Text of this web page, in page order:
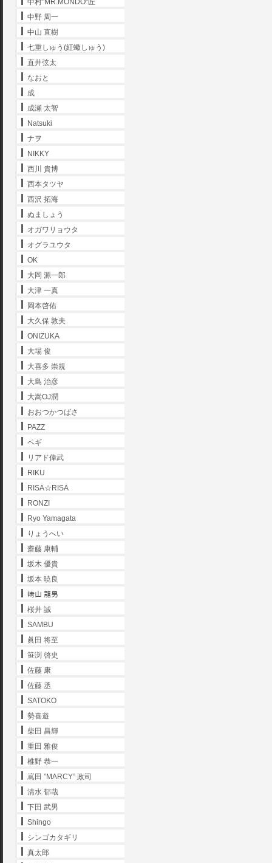
中村"MR.MONDO"匠
中野 周一
中山 直樹
七重しゅう(紅蠍しゅう)
直井弦太
なおと
成
成瀬 太智
Natsuki
ナヲ
NIKKY
西川 貴博
西本タツヤ
西沢 拓海
ぬましょう
オガワリョウタ
オグラユウタ
OK
大岡 源一郎
大津 一真
岡本啓佑
大久保 敦夫
ONIZUKA
大場 俊
大喜多 崇規
大島 治彦
大嵩OJ潤
おおつかつばさ
PAZZ
ペギ
リアド偉武
RIKU
RISA☆RISA
RONZI
Ryo Yamagata
りょうへい
齋藤 康輔
坂木 優貴
坂本 暁良
﨑山 龍男
桜井 誠
SAMBU
眞田 将至
笹渕 啓史
佐藤 康
佐藤 丞
SATOKO
勢喜遊
柴田 昌輝
重田 雅俊
椎野 恭一
嶌田 ”MARCY” 政司
清水 郁哉
下田 武男
Shingo
シンゴカタギリ
真太郎